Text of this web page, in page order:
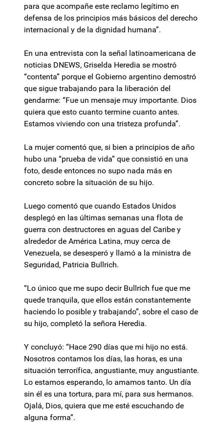
para que acompañe este reclamo legítimo en
defensa de los principios más básicos del derecho
internacional y de la dignidad humana”.
En una entrevista con la señal latinoamericana de
noticias DNEWS, Griselda Heredia se mostró
“contenta” porque el Gobierno argentino demostró
que sigue trabajando para la liberación del
gendarme: “Fue un mensaje muy importante. Dios
quiera que esto cuanto termine cuanto antes.
Estamos viviendo con una tristeza profunda”.
La mujer comentó que, si bien a principios de año
hubo una “prueba de vida” que consistió en una
foto, desde entonces no supo nada más en
concreto sobre la situación de su hijo.
Luego comentó que cuando Estados Unidos
desplegó en las últimas semanas una flota de
guerra con destructores en aguas del Caribe y
alrededor de América Latina, muy cerca de
Venezuela, se desesperó y llamó a la ministra de
Seguridad, Patricia Bullrich.
“Lo único que me supo decir Bullrich fue que me
quede tranquila, que ellos están constantemente
haciendo lo posible y trabajando”, sobre el caso de
su hijo, completó la señora Heredia.
Y concluyó: “Hace 290 días que mi hijo no está.
Nosotros contamos los días, las horas, es una
situación terrorífica, angustiante, muy angustiante.
Lo estamos esperando, lo amamos tanto. Un día
sin él es una tortura, para mí, para sus hermanos.
Ojalá, Dios, quiera que me esté escuchando de
alguna forma”.